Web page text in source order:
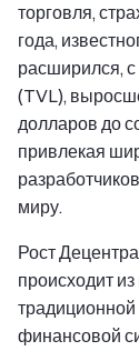
торговля,
года,
расширился,
(TVL),
долларов до
привлекая
миру.
Рост
происходит
финансовой